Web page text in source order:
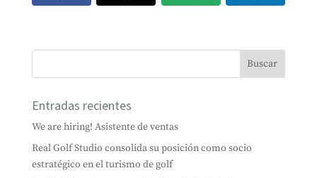
Entradas recientes
We are hiring! Asistente de ventas
Real Golf Studio consolida su posición como socio
estratégico en el turismo de golf